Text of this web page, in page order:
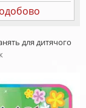
для дитячого